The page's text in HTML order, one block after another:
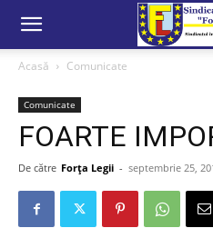
Acasă Comunicate
Comunicate
FOARTE
De către Forța Legii - septembrie 25,